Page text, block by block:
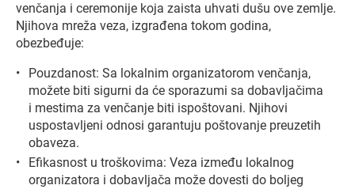
venčanja i ceremonije koja zaista uhvati dušu ove zemlje.
Njihova mreža veza, izgrađena tokom godina,
obezbeđuje:
Pouzdanost: Sa lokalnim organizatorom venčanja,
možete biti sigurni da će sporazumi sa dobavljačima
i mestima za venčanje biti ispoštovani. Njihovi
uspostavljeni odnosi garantuju poštovanje preuzetih
obaveza.
Efikasnost u troškovima: Veza između lokalnog
organizatora i dobavljača može dovesti do boljeg